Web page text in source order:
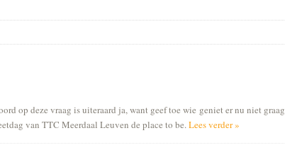
op deze vraag is uiteraard ja, want geef toe wie geniet er nu niet graag
van TTC Meerdaal Leuven de place to be.Lees verder »